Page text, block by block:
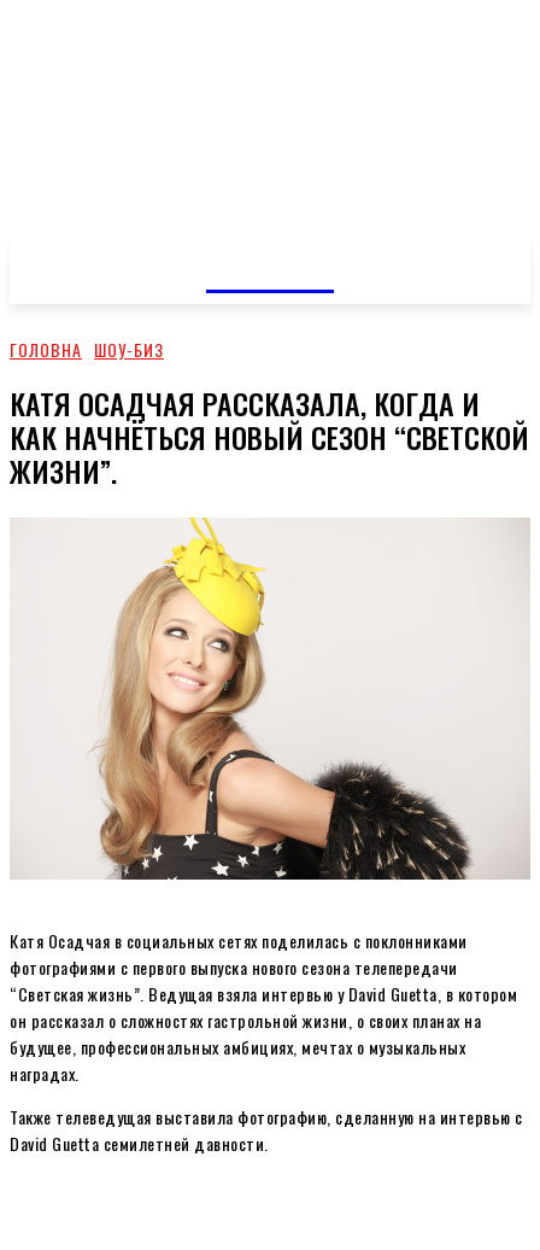
ГОЛОВНА ШОУ-БИЗ
КАТЯ ОСАДЧАЯ РАССКАЗАЛА, КОГДА И
КАК НАЧНЁТЬСЯ НОВЫЙ СЕЗОН “СВЕТСКОЙ
ЖИЗНИ”.
Катя Осадчая в социальных сетях поделилась с поклонниками
фотографиями с первого выпуска нового сезона телепередачи
“Светская жизнь”. Ведущая взяла интервью у David Guetta, в котором
он рассказал о сложностях гастрольной жизни, о своих планах на
будущее, профессиональных амбициях, мечтах о музыкальных
наградах.
Также телеведущая выставила фотографию, сделанную на интервью с
David Guetta семилетней давности.